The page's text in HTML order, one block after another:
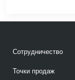
Сотрудничество
Точки продаж